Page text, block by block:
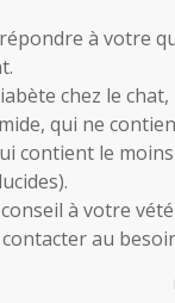
à votre
chez le
qui ne
contient le
à votre
au